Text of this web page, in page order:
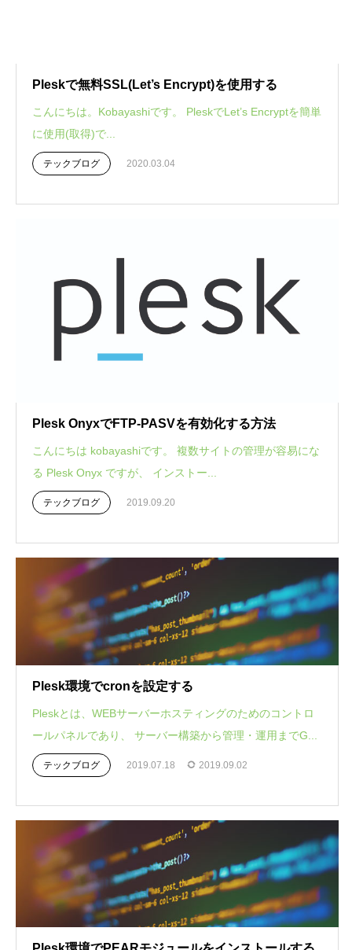
Pleskで無料SSL(Let’s Encrypt)を使用する
こんにちは。Kobayashiです。 PleskでLet’s Encryptを簡単
に使用(取得)で...
テックブログ 2020.03.04
Plesk OnyxでFTP-PASVを有効化する方法
こんにちは kobayashiです。 複数サイトの管理が容易にな
る Plesk Onyx ですが、 インストー...
テックブログ 2019.09.20
Plesk環境でcronを設定する
Pleskとは、WEBサーバーホスティングのためのコントロ
ールパネルであり、 サーバー構築から管理・運用までG...
テックブログ 2019.07.18 2019.09.02